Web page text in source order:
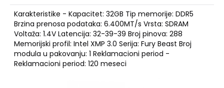
Karakteristike - Kapacitet: 32GB Tip memorije: DDR5
Brzina prenosa podataka: 6.400MT/s Vrsta: SDRAM
Voltaža: 1.4V Latencija: 32-39-39 Broj pinova: 288
Memorijski profil: Intel XMP 3.0 Serija: Fury Beast Broj
modula u pakovanju: 1 Reklamacioni period -
Reklamacioni period: 120 meseci